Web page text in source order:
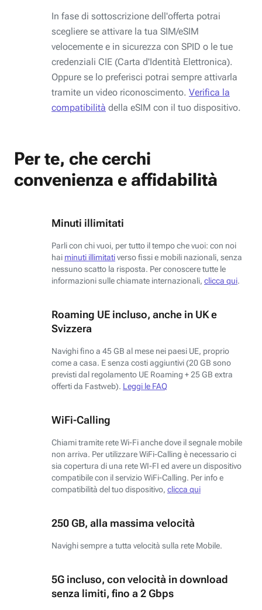
In fase di sottoscrizione dell'offerta potrai
scegliere se attivare la tua SIM/eSIM
velocemente e in sicurezza con SPID o le tue
credenziali CIE (Carta d'Identità Elettronica).
Oppure se lo preferisci potrai sempre attivarla
tramite un video riconoscimento. Verifica la
compatibilità della eSIM con il tuo dispositivo.
Per te, che cerchi
convenienza e affidabilità
Minuti illimitati
Parli con chi vuoi, per tutto il tempo che vuoi: con noi
hai minuti illimitativerso fissi e mobili nazionali, senza
nessuno scatto la risposta. Per conoscere tutte le
informazioni sulle chiamate internazionali, clicca qui.
Roaming UE incluso, anche in UK e
Svizzera
Navighi fino a 45 GB al mese nei paesi UE, proprio
come a casa. E senza costi aggiuntivi (20 GB sono
previsti dal regolamento UE Roaming + 25 GB extra
offerti da Fastweb). Leggi le FAQ
WiFi-Calling
Chiami tramite rete Wi-Fi anche dove il segnale mobile
non arriva. Per utilizzare WiFi-Calling è necessario ci
sia copertura di una rete WI-FI ed avere un dispositivo
compatibile con il servizio WiFi-Calling. Per info e
compatibilità del tuo dispositivo, clicca qui
250 GB, alla massima velocità
Navighi sempre a tutta velocità sulla rete Mobile.
5G incluso, con velocità in download
senza limiti, fino a 2 Gbps